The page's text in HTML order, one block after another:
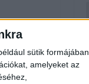
sütik formájában,
amelyeket az